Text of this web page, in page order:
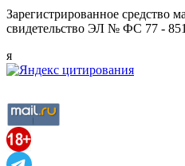
Зарегистрированное средство
свидетельство ЭЛ № ФС 77 -
я